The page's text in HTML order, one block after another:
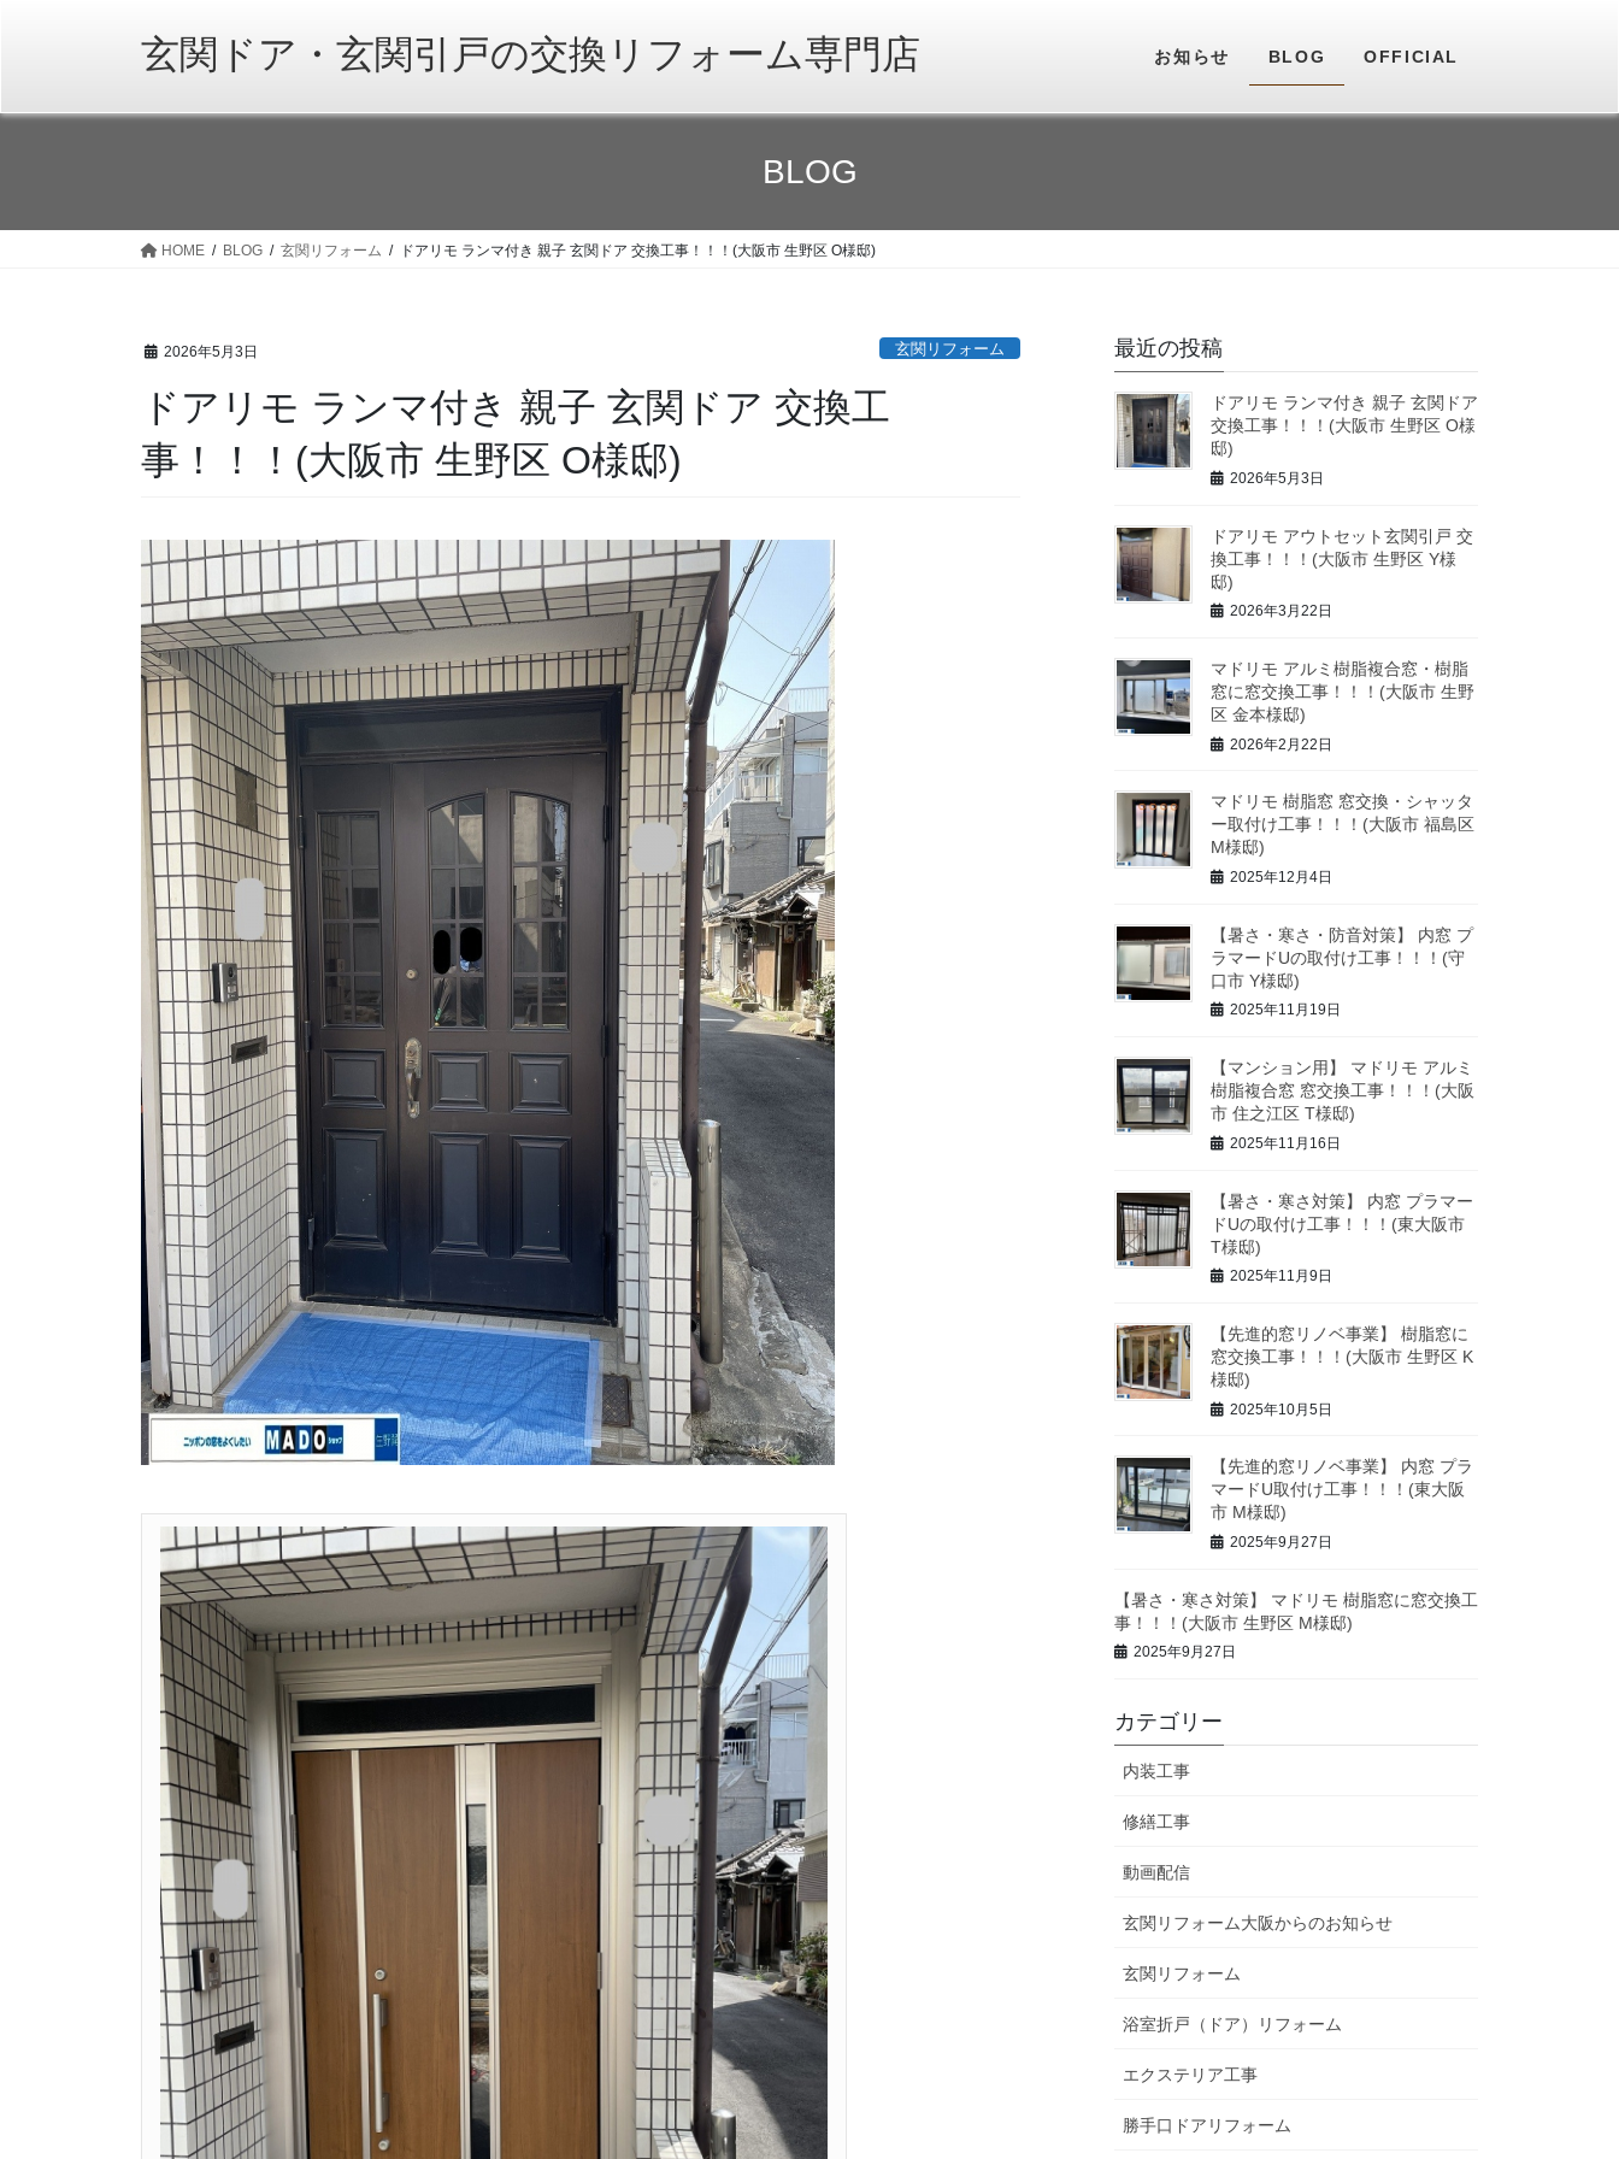
玄関ドア・玄関引戸の交換リフォーム専門店 お知らせ BLOG OFFICIAL
BLOG
HOME BLOG 玄関リフォーム ドアリモ ランマ付き 親子 玄関ドア 交換工事！！！(大阪市 生野区 O様邸)
2026年5月3日 玄関リフォーム
ドアリモ ランマ付き 親子 玄関ドア 交換工
事！！！(大阪市 生野区 O様邸)
最近の投稿
ドアリモ ランマ付き 親子 玄関ドア
交換工事！！！(大阪市 生野区 O様
邸)
2026年5月3日
ドアリモ アウトセット玄関引戸 交
換工事！！！(大阪市 生野区 Y様
邸)
2026年3月22日
マドリモ アルミ樹脂複合窓・樹脂
窓に窓交換工事！！！(大阪市 生野
区 金本様邸)
2026年2月22日
マドリモ 樹脂窓 窓交換・シャッタ
ー取付け工事！！！(大阪市 福島区
M様邸)
2025年12月4日
【暑さ・寒さ・防音対策】 内窓 プ
ラマードUの取付け工事！！！(守
口市 Y様邸)
2025年11月19日
【マンション用】 マドリモ アルミ
樹脂複合窓 窓交換工事！！！(大阪
市 住之江区 T様邸)
2025年11月16日
【暑さ・寒さ対策】 内窓 プラマー
ドUの取付け工事！！！(東大阪市
T様邸)
2025年11月9日
【先進的窓リノベ事業】 樹脂窓に
窓交換工事！！！(大阪市 生野区 K
様邸)
2025年10月5日
【先進的窓リノベ事業】 内窓 プラ
マードU取付け工事！！！(東大阪
市 M様邸)
2025年9月27日
【暑さ・寒さ対策】 マドリモ 樹脂窓に窓交換工
事！！！(大阪市 生野区 M様邸)
2025年9月27日
カテゴリー
内装工事
修繕工事
動画配信
玄関リフォーム大阪からのお知らせ
玄関リフォーム
浴室折戸（ドア）リフォーム
エクステリア工事
勝手口ドアリフォーム